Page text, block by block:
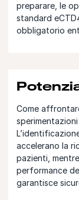
preparare, le
standard
obbligatorio
Come
accelerano la
pazienti,
performance
garantisce